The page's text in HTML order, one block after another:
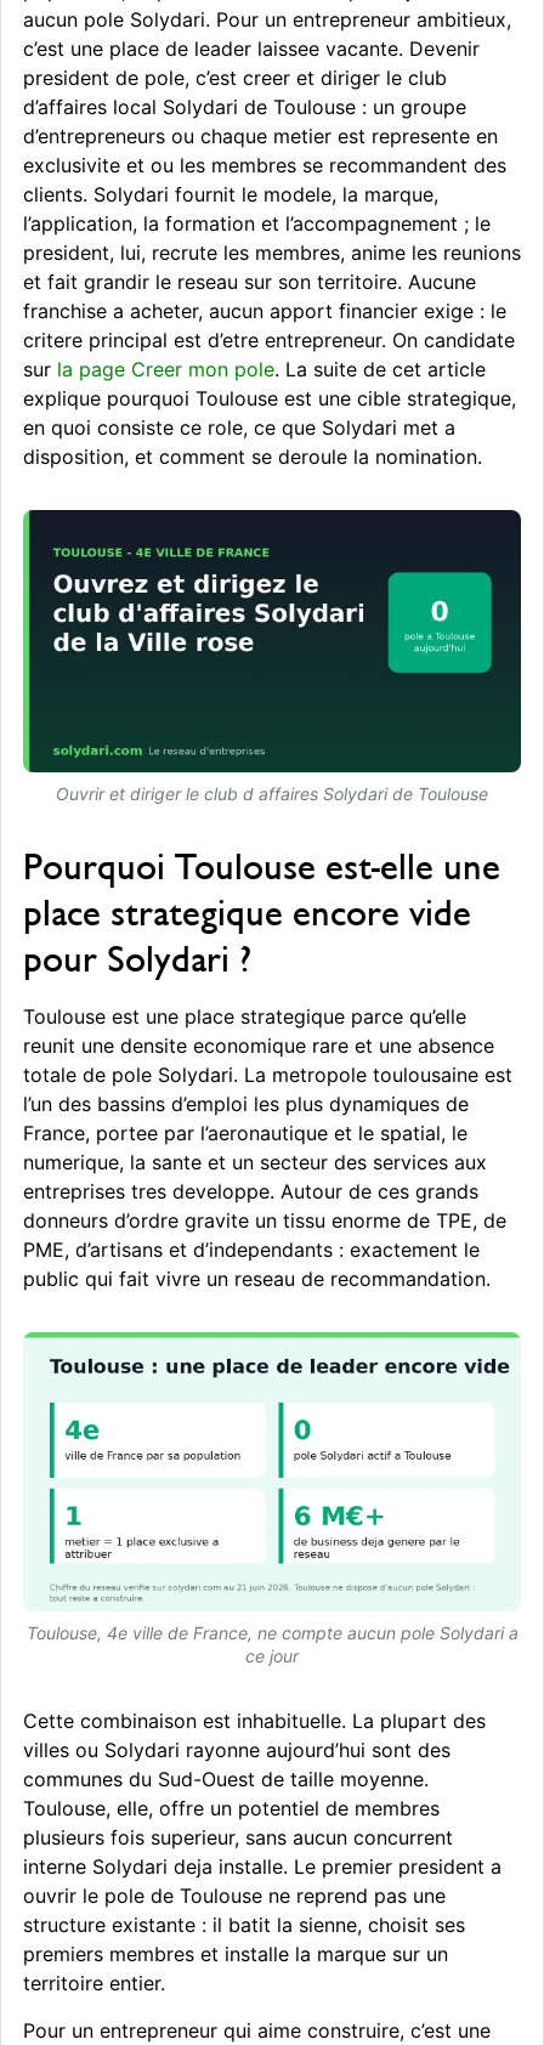
aucun pole Solydari. Pour un entrepreneur ambitieux,
c’est une place de leader laissee vacante. Devenir
president de pole, c’est creer et diriger le club
d’affaires local Solydari de Toulouse : un groupe
d’entrepreneurs ou chaque metier est represente en
exclusivite et ou les membres se recommandent des
clients. Solydari fournit le modele, la marque,
l’application, la formation et l’accompagnement ; le
president, lui, recrute les membres, anime les reunions
et fait grandir le reseau sur son territoire. Aucune
franchise a acheter, aucun apport financier exige : le
critere principal est d’etre entrepreneur. On candidate
sur la page Creer mon pole. La suite de cet article
explique pourquoi Toulouse est une cible strategique,
en quoi consiste ce role, ce que Solydari met a
disposition, et comment se deroule la nomination.
Ouvrir et diriger le club d affaires Solydari de Toulouse
Pourquoi Toulouse est-elle une
place strategique encore vide
pour Solydari ?
Toulouse est une place strategique parce qu’elle
reunit une densite economique rare et une absence
totale de pole Solydari. La metropole toulousaine est
l’un des bassins d’emploi les plus dynamiques de
France, portee par l’aeronautique et le spatial, le
numerique, la sante et un secteur des services aux
entreprises tres developpe. Autour de ces grands
donneurs d’ordre gravite un tissu enorme de TPE, de
PME, d’artisans et d’independants : exactement le
public qui fait vivre un reseau de recommandation.
Toulouse, 4e ville de France, ne compte aucun pole Solydari a
ce jour
Cette combinaison est inhabituelle. La plupart des
villes ou Solydari rayonne aujourd’hui sont des
communes du Sud-Ouest de taille moyenne.
Toulouse, elle, offre un potentiel de membres
plusieurs fois superieur, sans aucun concurrent
interne Solydari deja installe. Le premier president a
ouvrir le pole de Toulouse ne reprend pas une
structure existante : il batit la sienne, choisit ses
premiers membres et installe la marque sur un
territoire entier.
Pour un entrepreneur qui aime construire, c’est une